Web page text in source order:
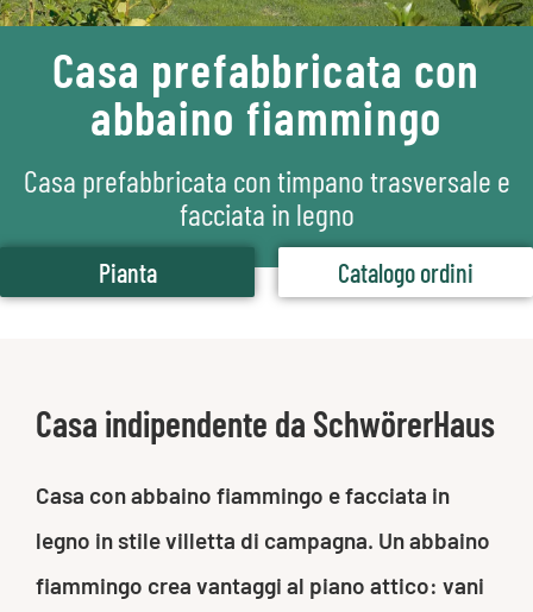
Casa prefabbricata con
abbaino fiammingo
Casa prefabbricata con timpano trasversale e
facciata in legno
Pianta Catalogo ordini
Casa indipendente da SchwörerHaus
Casa con abbaino fiammingo e facciata in
legno in stile villetta di campagna. Un abbaino
fiammingo crea vantaggi al piano attico: vani